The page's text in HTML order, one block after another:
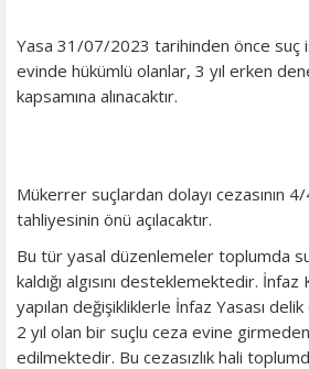
Yasa 31/07/2023 tarihinden önce suç
evinde hükümlü olanlar, 3 yıl erken
kapsamına alınacaktır.
Mükerrer suçlardan dolayı cezasının
tahliyesinin önü açılacaktır.
Bu tür yasal düzenlemeler toplumda
kaldığı algısını desteklemektedir. İnfaz
yapılan değişikliklerle İnfaz Yasası
2 yıl olan bir suçlu ceza evine girmeden
edilmektedir. Bu cezasızlık hali